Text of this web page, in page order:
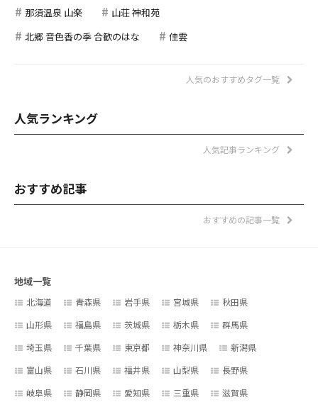
那須温泉 山楽
山荘 神和苑
北郷 音色香の季 合歓のはな
佳雲
人気のおすすめタグ一覧
人気ランキング
人気記事ランキング
おすすめ記事
おすすめの記事一覧
地域一覧
北海道 青森県 岩手県 宮城県
秋田県
山形県
福島県 茨城県 栃木県
群馬県
埼玉県
千葉県 東京都 神奈川県
新潟県
富山県
石川県 福井県 山梨県
長野県
岐阜県
静岡県 愛知県 三重県 滋賀県